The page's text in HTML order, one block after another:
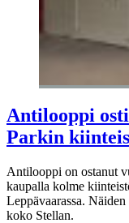
Antilooppi
Parkin
Antilooppi on ostanut
kaupalla kolme
Leppävaarassa.
koko Stellan.